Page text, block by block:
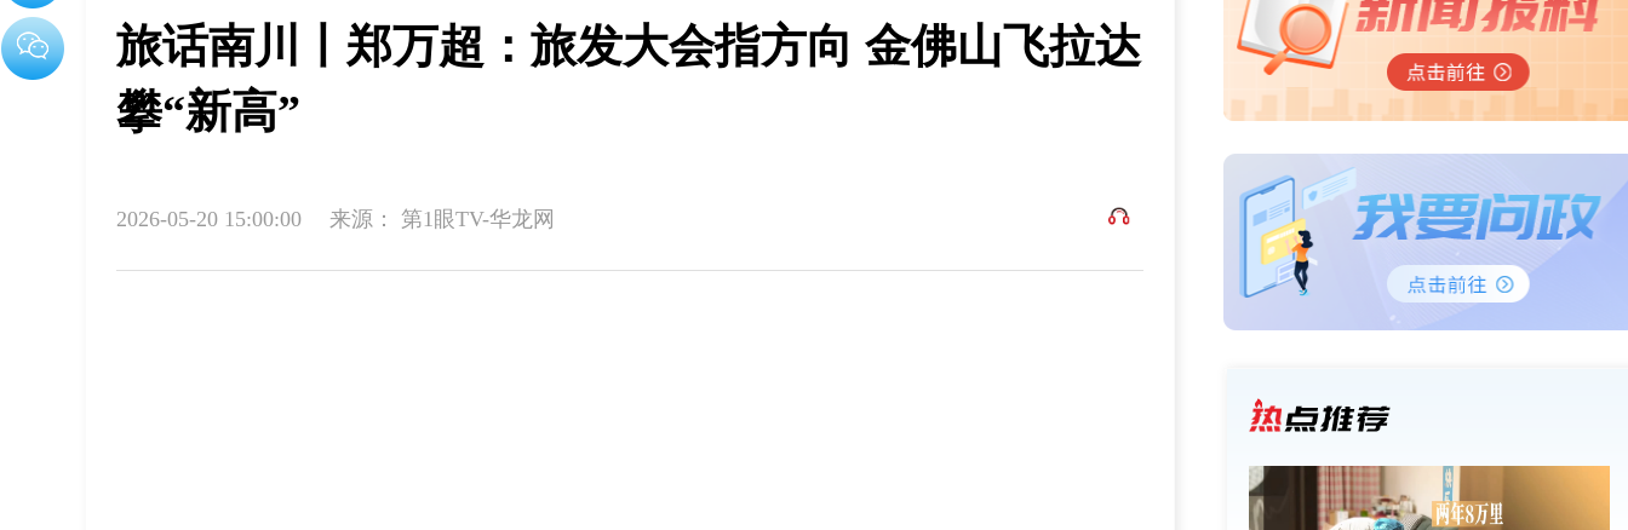
旅话南川丨郑万超：旅发大会指方向 金佛山飞拉达
攀“新高”
2026-05-20 15:00:00 来源： 第1眼TV-华龙网